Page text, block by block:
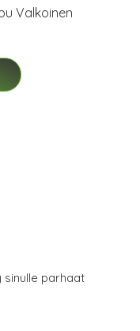
Valkoinen
sinulle parhaat